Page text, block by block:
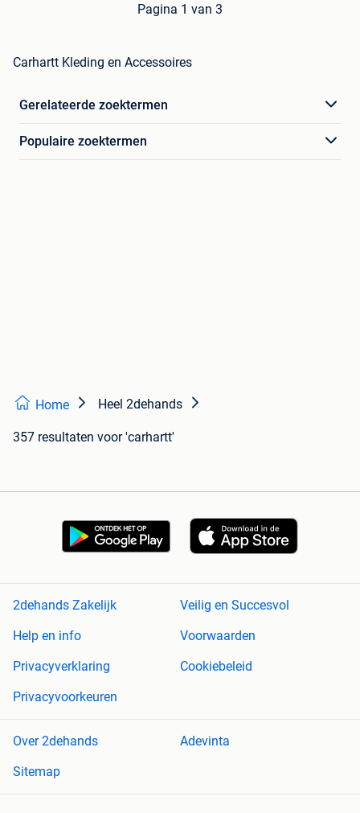
Pagina 1 van 3
Carhartt Kleding en Accessoires
Gerelateerde zoektermen
Populaire zoektermen
Home Heel 2dehands
357 resultaten voor 'carhartt'
2dehands Zakelijk
Veilig en Succesvol
Help en info
Voorwaarden
Privacyverklaring
Cookiebeleid
Privacyvoorkeuren
Over 2dehands
Adevinta
Sitemap